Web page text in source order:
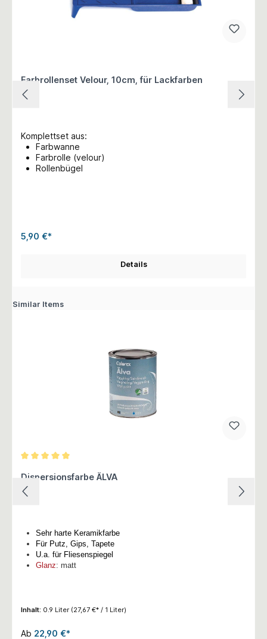
Farbrollenset Velour, 10cm, für Lackfarben
Komplettset aus:
Farbwanne
Farbrolle (velour)
Rollenbügel
5,90 €*
Details
Similar Items
Dispersionsfarbe ÄLVA
Sehr harte Keramikfarbe
Für Putz, Gips, Tapete
U.a. für Fliesenspiegel
Glanz: matt
Inhalt: 0.9 Liter (27,67 €* / 1 Liter)
Ab 22,90 €*